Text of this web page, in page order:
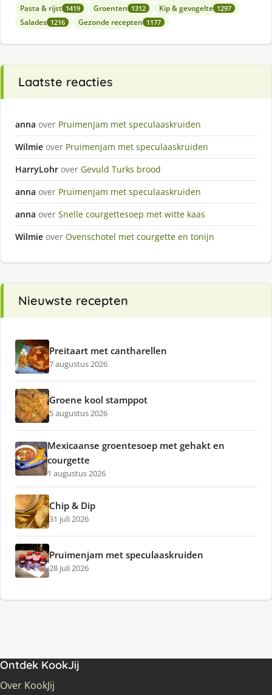
Pasta & rijst 1419 Groenten 1312 Kip & gevogelte 1297
Salades 1216 Gezonde recepten 1177
Laatste reacties
anna over Pruimenjam met speculaaskruiden
Wilmie over Pruimenjam met speculaaskruiden
HarryLohr over Gevuld Turks brood
anna over Pruimenjam met speculaaskruiden
anna over Snelle courgettesoep met witte kaas
Wilmie over Ovenschotel met courgette en tonijn
Nieuwste recepten
Preitaart met cantharellen
7 augustus 2026
Groene kool stamppot
5 augustus 2026
Mexicaanse groentesoep met gehakt en
courgette
1 augustus 2026
Chip & Dip
31 juli 2026
Pruimenjam met speculaaskruiden
28 juli 2026
Ontdek KookJij
Over KookJij